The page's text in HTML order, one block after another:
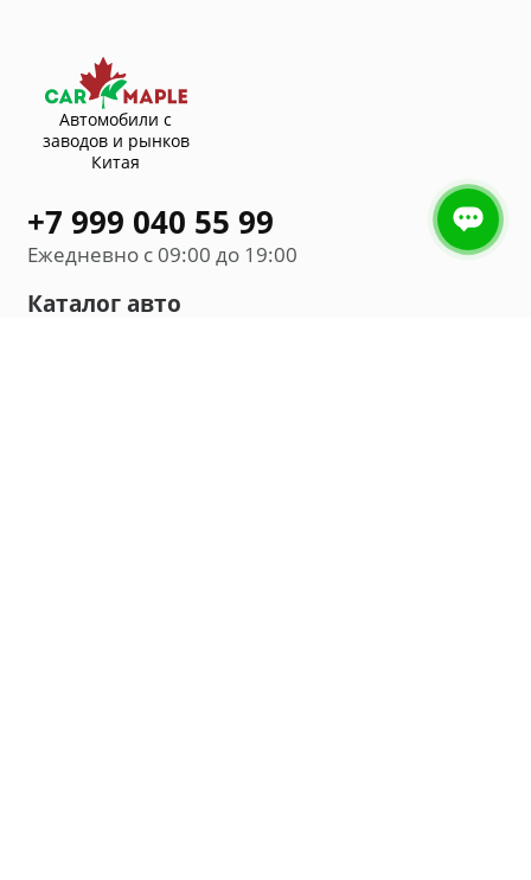
Автомобили с
заводов и рынков
Китая
+7 999 040 55 99
Ежедневно с 09:00 до 19:00
Каталог авто